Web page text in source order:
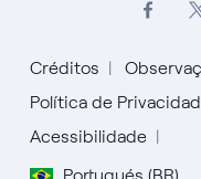
Créditos
Política de
Acessibilidade
English